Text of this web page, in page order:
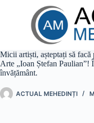
Micii artiști, așteptați să
Arte „Ioan Ștefan Paulian”!
învățământ.
ACTUAL MEHEDINȚI